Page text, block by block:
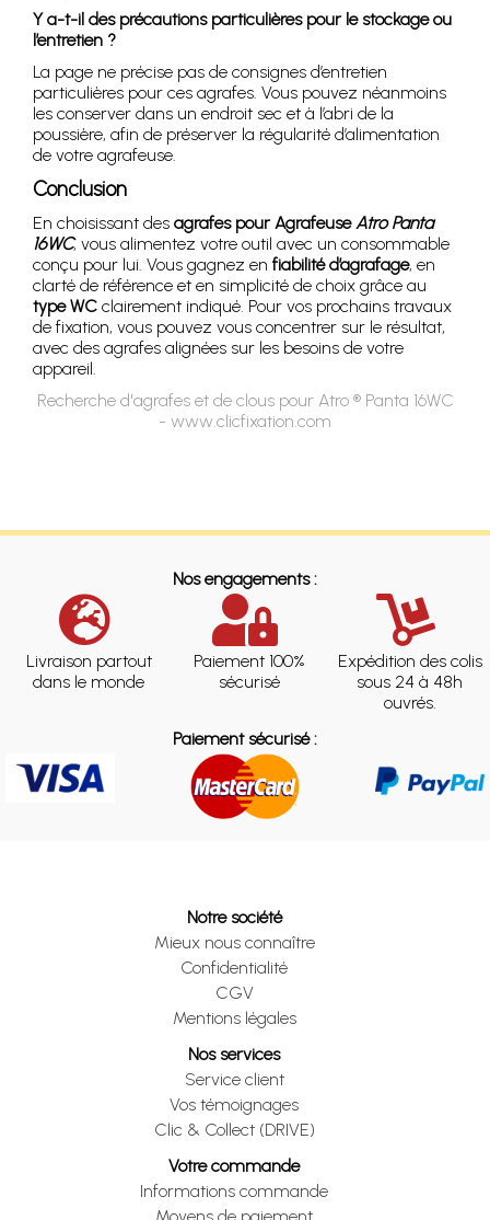
Y a-t-il des précautions particulières pour le stockage ou
l’entretien ?
La page ne précise pas de consignes d’entretien
particulières pour ces agrafes. Vous pouvez néanmoins
les conserver dans un endroit sec et à l’abri de la
poussière, afin de préserver la régularité d’alimentation
de votre agrafeuse.
Conclusion
En choisissant des agrafes pour AgrafeuseAtro Panta
16WC, vous alimentez votre outil avec un consommable
conçu pour lui. Vous gagnez en fiabilité d’agrafage, en
clarté de référence et en simplicité de choix grâce au
type WC clairement indiqué. Pour vos prochains travaux
de fixation, vous pouvez vous concentrer sur le résultat,
avec des agrafes alignées sur les besoins de votre
appareil.
Recherche d'agrafes et de clous pour Atro ® Panta 16WC
- www.clicfixation.com
Nos engagements :
Livraison partout
dans le monde
Paiement 100%
sécurisé
Expédition des colis
sous 24 à 48h
ouvrés.
Paiement sécurisé :
Notre société
Mieux nous connaître
Confidentialité
CGV
Mentions légales
Nos services
Service client
Vos témoignages
Clic & Collect (DRIVE)
Votre commande
Informations commande